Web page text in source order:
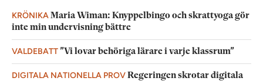
KRÖNIKA Maria Wiman: Knyppelbingo och skrattyoga gör
inte min undervisning bättre
VALDEBATT”Vi lovar behöriga lärare i varje klassrum”
DIGITALA NATIONELLA PROVRegeringen skrotar digitala